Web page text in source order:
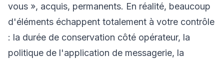
vous », acquis, permanents. En réalité, beaucoup
d'éléments échappent totalement à votre contrôle
: la durée de conservation côté opérateur, la
politique de l'application de messagerie, la